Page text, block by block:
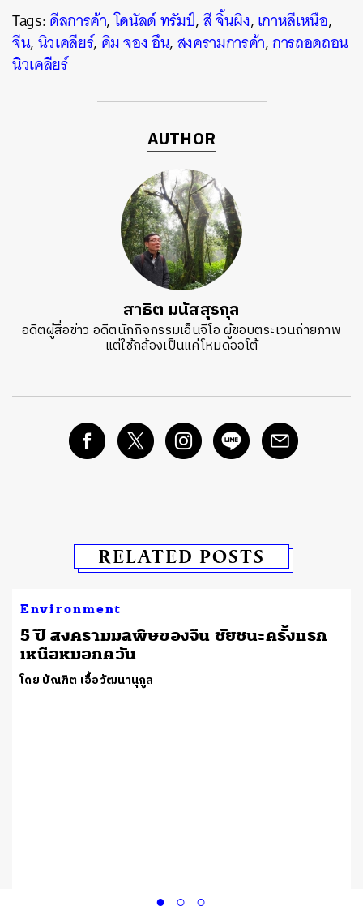
Tags:ดีลการค้า,โดนัลด์ ทรัมป์,สี จิ้นผิง,เกาหลีเหนือ,
จีน,นิวเคลียร์, คิม จอง อึน,สงครามการค้า,การถอดถอน
นิวเคลียร์
AUTHOR
สาธิต มนัสสุรกุล
อดีตผู้สื่อข่าว อดีตนักกิจกรรมเอ็นจีโอ ผู้ชอบตระเวนถ่ายภาพ
แต่ใช้กล้องเป็นแค่โหมดออโต้
RELATED POSTS
Environment
5 ปี สงครามมลพิษของจีน ชัยชนะครั้งแรก
เหนือหมอกควัน
โดย บัณฑิต เอื้อวัฒนานุกูล